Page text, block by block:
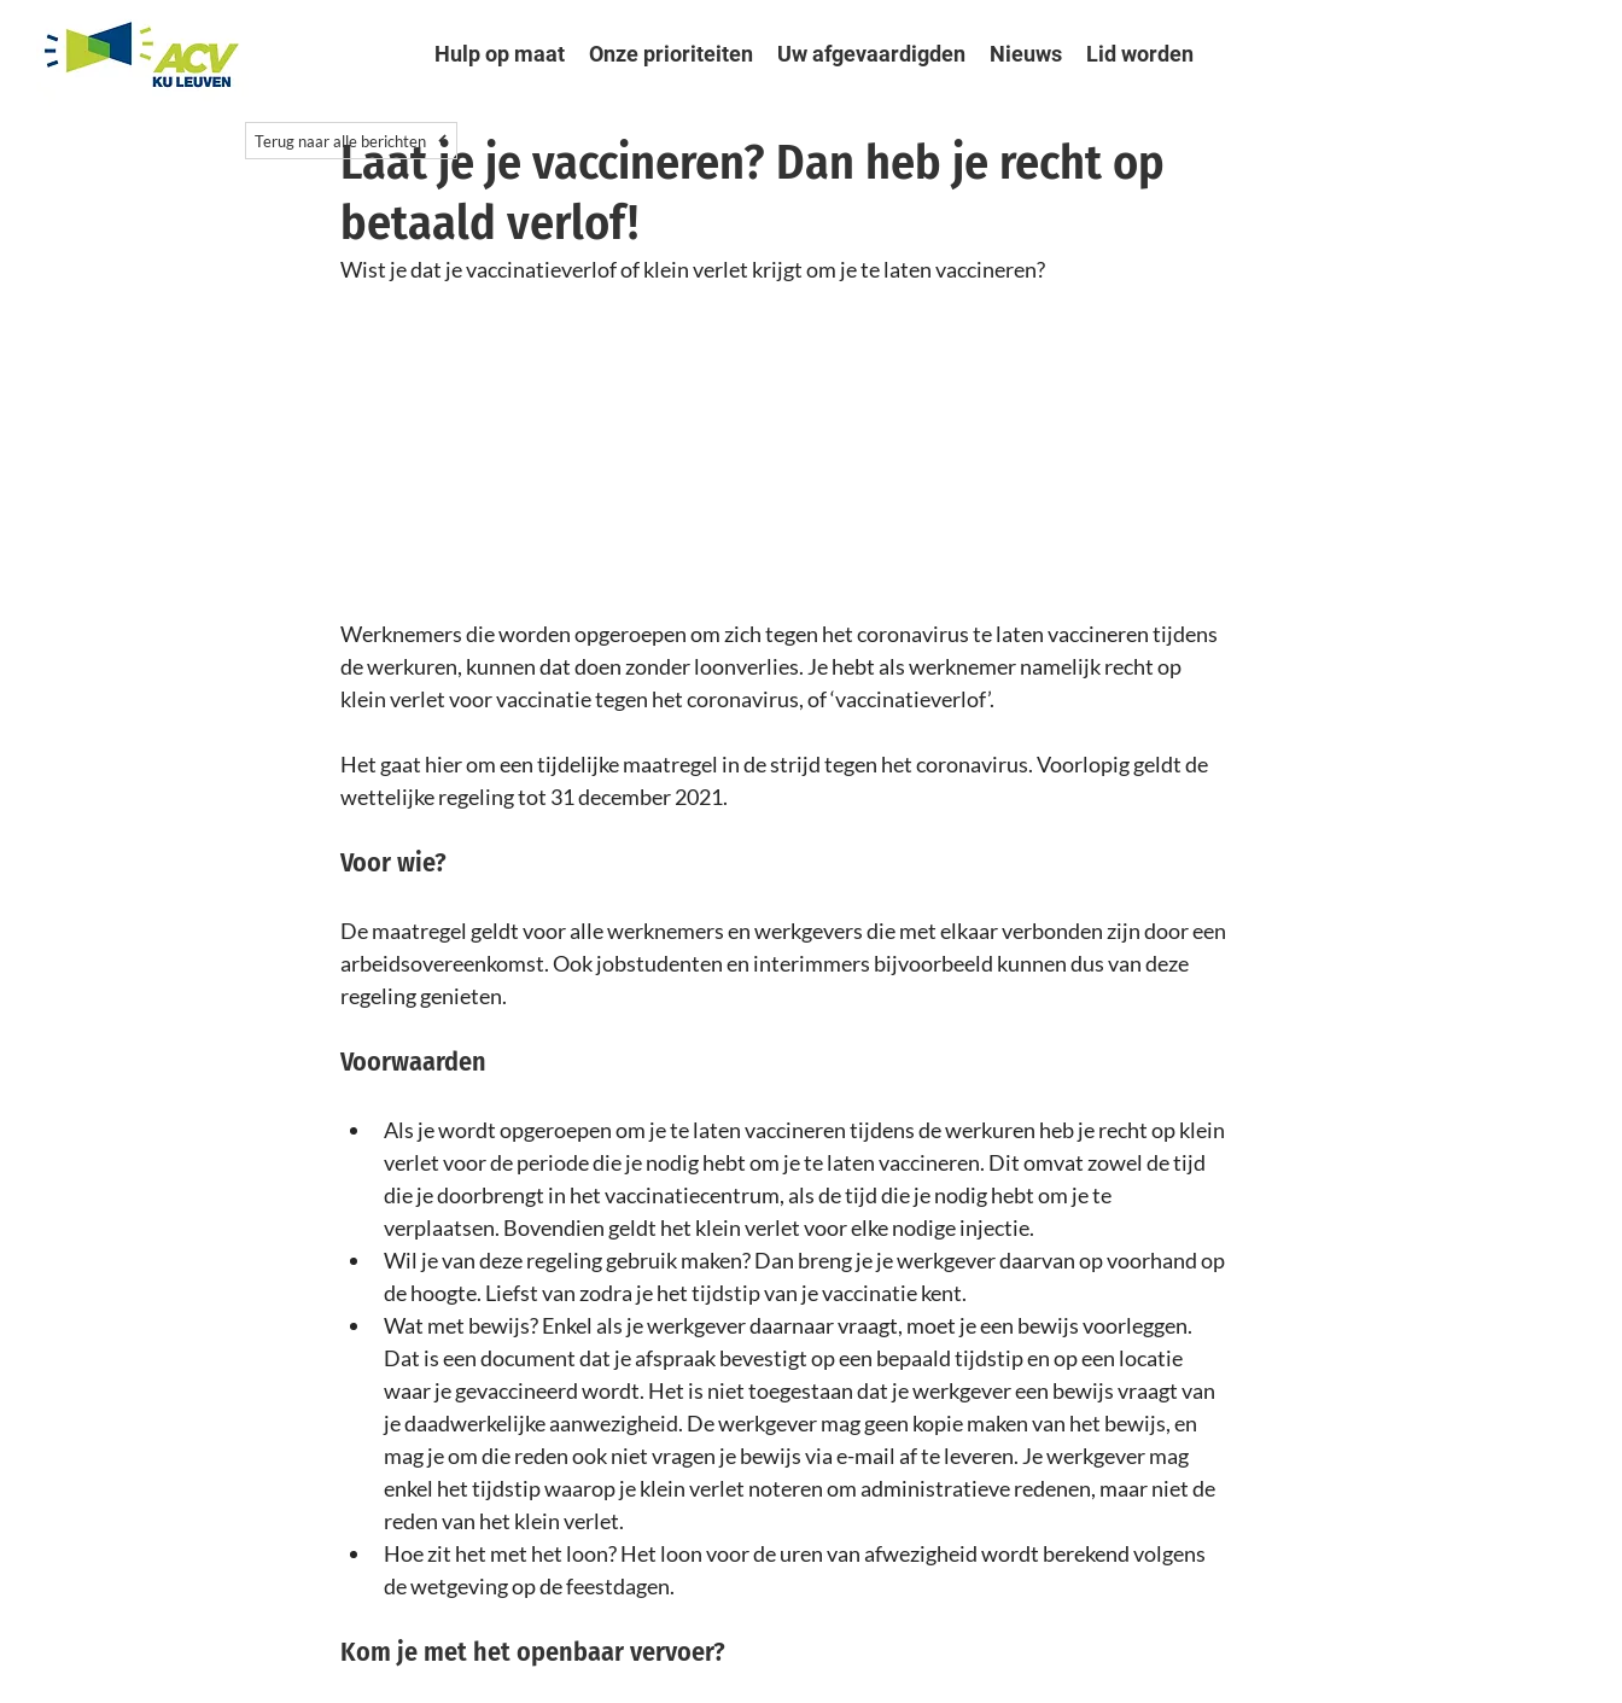
Hulp op maat Onze prioriteiten Uw afgevaardigden Nieuws Lid worden
Laat je je vaccineren? Dan heb je recht op
betaald verlof!
Wist je dat je vaccinatieverlof of klein verlet krijgt om je te laten vaccineren?
Werknemers die worden opgeroepen om zich tegen het coronavirus te laten vaccineren tijdens
de werkuren, kunnen dat doen zonder loonverlies. Je hebt als werknemer namelijk recht op
klein verlet voor vaccinatie tegen het coronavirus, of ‘vaccinatieverlof’.
Het gaat hier om een tijdelijke maatregel in de strijd tegen het coronavirus. Voorlopig geldt de
wettelijke regeling tot 31 december 2021.
Voor wie?
De maatregel geldt voor alle werknemers en werkgevers die met elkaar verbonden zijn door een
arbeidsovereenkomst. Ook jobstudenten en interimmers bijvoorbeeld kunnen dus van deze
regeling genieten.
Voorwaarden
Als je wordt opgeroepen om je te laten vaccineren tijdens de werkuren heb je recht op klein
verlet voor de periode die je nodig hebt om je te laten vaccineren. Dit omvat zowel de tijd
die je doorbrengt in het vaccinatiecentrum, als de tijd die je nodig hebt om je te
verplaatsen. Bovendien geldt het klein verlet voor elke nodige injectie.
Wil je van deze regeling gebruik maken? Dan breng je je werkgever daarvan op voorhand op
de hoogte. Liefst van zodra je het tijdstip van je vaccinatie kent.
Wat met bewijs? Enkel als je werkgever daarnaar vraagt, moet je een bewijs voorleggen.
Dat is een document dat je afspraak bevestigt op een bepaald tijdstip en op een locatie
waar je gevaccineerd wordt. Het is niet toegestaan dat je werkgever een bewijs vraagt van
je daadwerkelijke aanwezigheid. De werkgever mag geen kopie maken van het bewijs, en
mag je om die reden ook niet vragen je bewijs via e-mail af te leveren. Je werkgever mag
enkel het tijdstip waarop je klein verlet noteren om administratieve redenen, maar niet de
reden van het klein verlet.
Hoe zit het met het loon? Het loon voor de uren van afwezigheid wordt berekend volgens
de wetgeving op de feestdagen.
Kom je met het openbaar vervoer?
Terug naar alle berichten